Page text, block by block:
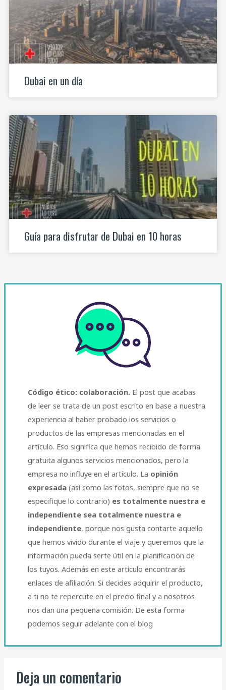
Dubai en un día
Guía para disfrutar de Dubai en 10 horas
Código ético: colaboración. El post que acabas
de leer se trata de un post escrito en base a nuestra
experiencia al haber probado los servicios o
productos de las empresas mencionadas en el
artículo. Eso significa que hemos recibido de forma
gratuita algunos servicios mencionados, pero la
empresa no influye en el artículo. La opinión
expresada (así como las fotos, siempre que no se
especifique lo contrario) es totalmente nuestra e
independiente sea totalmente nuestra e
independiente, porque nos gusta contarte aquello
que hemos vivido durante el viaje y queremos que la
información pueda serte útil en la planificación de
los tuyos. Además en este artículo encontrarás
enlaces de afiliación. Si decides adquirir el producto,
a ti no te repercute en el precio final y a nosotros
nos dan una pequeña comisión. De esta forma
podemos seguir adelante con el blog
Deja un comentario